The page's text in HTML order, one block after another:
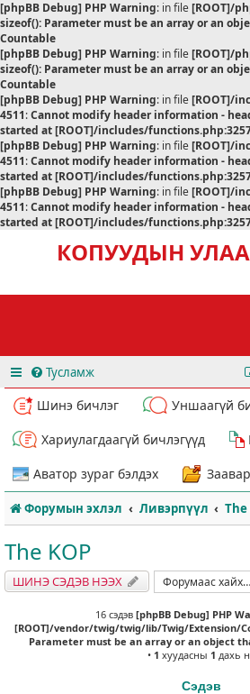
[phpBB Debug] PHP Warning: in file[ROOT]/
sizeof(): Parameter must be an array or an
Countable
[phpBB Debug] PHP Warning: in file[ROOT]/
sizeof(): Parameter must be an array or an
Countable
[phpBB Debug] PHP Warning: in file[ROOT]/
4511:Cannot modify header information -
started at [ROOT]/includes/
[phpBB Debug] PHP Warning: in file[ROOT]/
4511:Cannot modify header information -
started at [ROOT]/includes/
[phpBB Debug] PHP Warning: in file[ROOT]/
4511:Cannot modify header information -
started at [ROOT]/includes/
КОПУУДЫН
Тусламж
Шинэ бичлэг
Уншаагүй
Хариулагдаагүй бичлэгүүд
Аватор зураг бэлдэх
Форумын эхлэл Ливэрпүүл The
The KOP
ШИНЭ СЭДЭВ НЭЭХ
16 сэдэв [phpBB Debug] PHP
[ROOT]/vendor/twig/twig/lib/Twig/Extension/
Parameter must be an array or an object
• 1 хуудасны 1 дахь
Сэдэв